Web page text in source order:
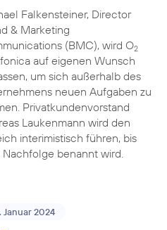
Falkensteiner, Director
& Marketing
(BMC), wird O2
auf eigenen Wunsch
um sich außerhalb des
neuen Aufgaben zu
Privatkundenvorstand
Laukenmann wird den
interimistisch führen, bis
Nachfolge benannt wird.
Januar 2024